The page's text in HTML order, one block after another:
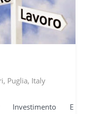
Puglia, Italy
Investimento E